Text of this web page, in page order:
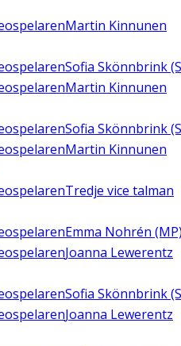
Martin Kinnunen
Sofia Skönnbrink
Martin Kinnunen
Sofia Skönnbrink
Martin Kinnunen
Tredje vice talman
Emma Nohrén
Joanna Lewerentz
Sofia Skönnbrink
Joanna Lewerentz